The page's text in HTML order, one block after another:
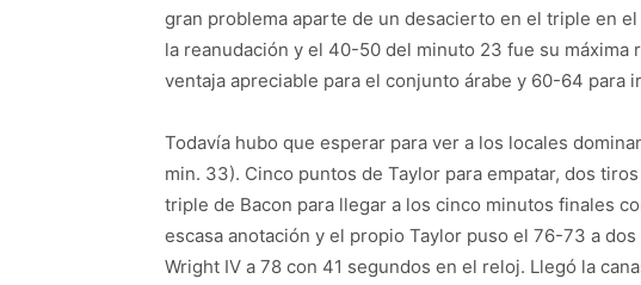
gran problema aparte de un desacierto en el triple en
la reanudación y el 40-50 del minuto 23 fue su máxima
ventaja apreciable para el conjunto árabe y 60-64 para
Todavía hubo que esperar para ver a los locales
min. 33). Cinco puntos de Taylor para empatar, dos
triple de Bacon para llegar a los cinco minutos finales
escasa anotación y el propio Taylor puso el 76-73 a
Wright IV a 78 con 41 segundos en el reloj. Llegó la